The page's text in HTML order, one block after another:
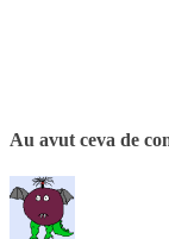
Au avut ceva de